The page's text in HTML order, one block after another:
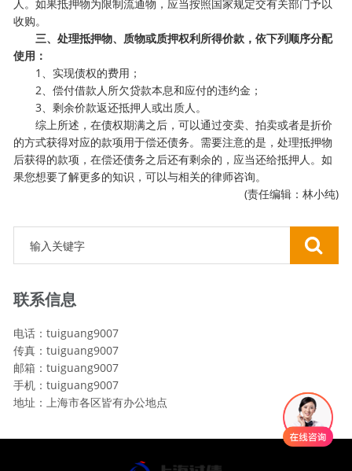
人。如果抵押物为限制流通物，应当按照国家规定交有关部门予以
收购。
三、处理抵押物、质物或质押权利所得价款，依下列顺序分配
使用：
1、实现债权的费用；
2、偿付借款人所欠贷款本息和应付的违约金；
3、剩余价款返还抵押人或出质人。
综上所述，在债权期满之后，可以通过变卖、拍卖或者是折价
的方式获得对应的款项用于偿还债务。需要注意的是，处理抵押物
后获得的款项，在偿还债务之后还有剩余的，应当还给抵押人。如
果您想要了解更多的知识，可以与相关的律师咨询。
(责任编辑：林小纯)
联系信息
电话：tuiguang9007
传真：tuiguang9007
邮箱：tuiguang9007
手机：tuiguang9007
地址：上海市各区皆有办公地点